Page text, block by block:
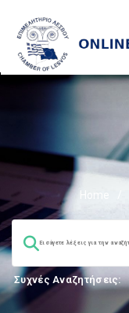
Home
Συχνές Αναζητήσεις: